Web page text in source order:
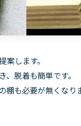
します。
脱着も簡単です。
も必要が無くな